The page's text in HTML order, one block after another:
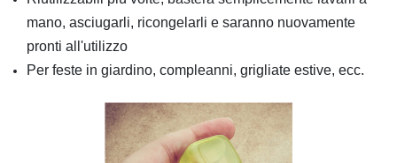
mano, asciugarli, ricongelarli e saranno nuovamente
pronti all'utilizzo
Per feste in giardino, compleanni, grigliate estive, ecc.